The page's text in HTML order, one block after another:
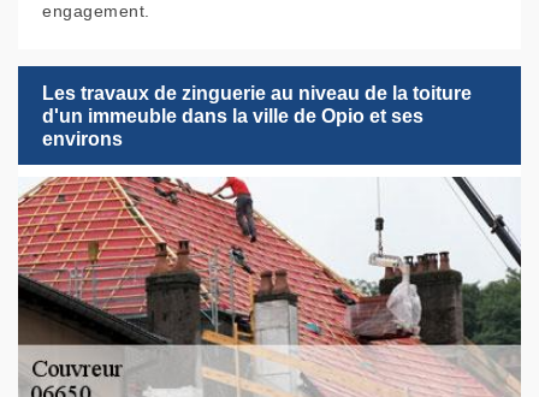
engagement.
Les travaux de zinguerie au niveau de la toiture
d'un immeuble dans la ville de Opio et ses
environs